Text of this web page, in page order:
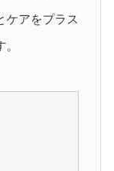
ケアをプラス